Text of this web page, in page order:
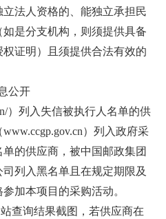
法人资格的、能独立承担民
是分支机构，则须提供具备
证明）且须提供合法有效的
公开
）列入失信被执行人名单的供
）列入政府采
的供应商，被中国邮政集团
列入黑名单且在规定期限及
加本项目的采购活动。
查询结果截图，若供应商在